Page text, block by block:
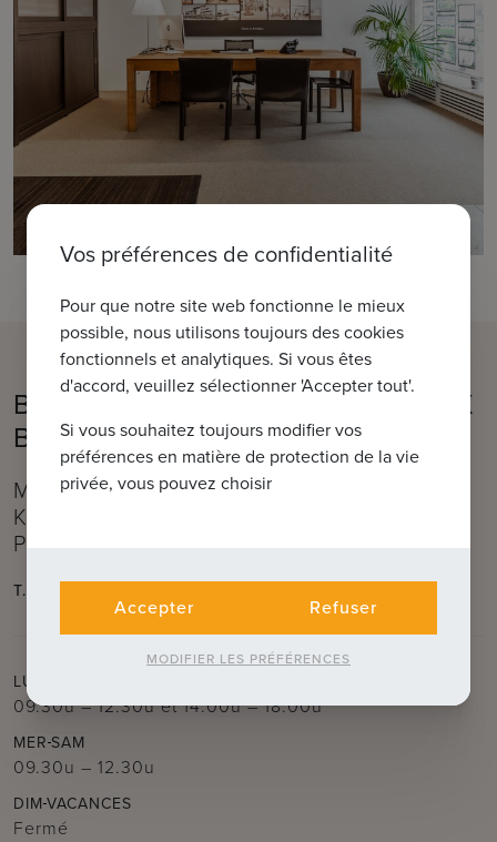
Bienvenue dans notre bureau IMMAX
Bruges
Moerkerkse Steenweg 1, 8310 Bruges (Sint-
Kruis)
Près de la Kruispoort
T.
LUN
09.30u – 12.30uet14.00u – 18.00u
MER SAM
09.30u – 12.30u
DIMVACANCES
Fermé
Vos préférences de confidentialité
Pour que notre site web fonctionne le mieux
possible, nous utilisons toujours des cookies
fonctionnels et analytiques. Si vous êtes
d'accord, veuillez sélectionner 'Accepter tout'.
Si vous souhaitez toujours modifier vos
préférences en matière de protection de la vie
privée, vous pouvez choisir
Accepter Refuser
MODIFIER LES PRÉFÉRENCES